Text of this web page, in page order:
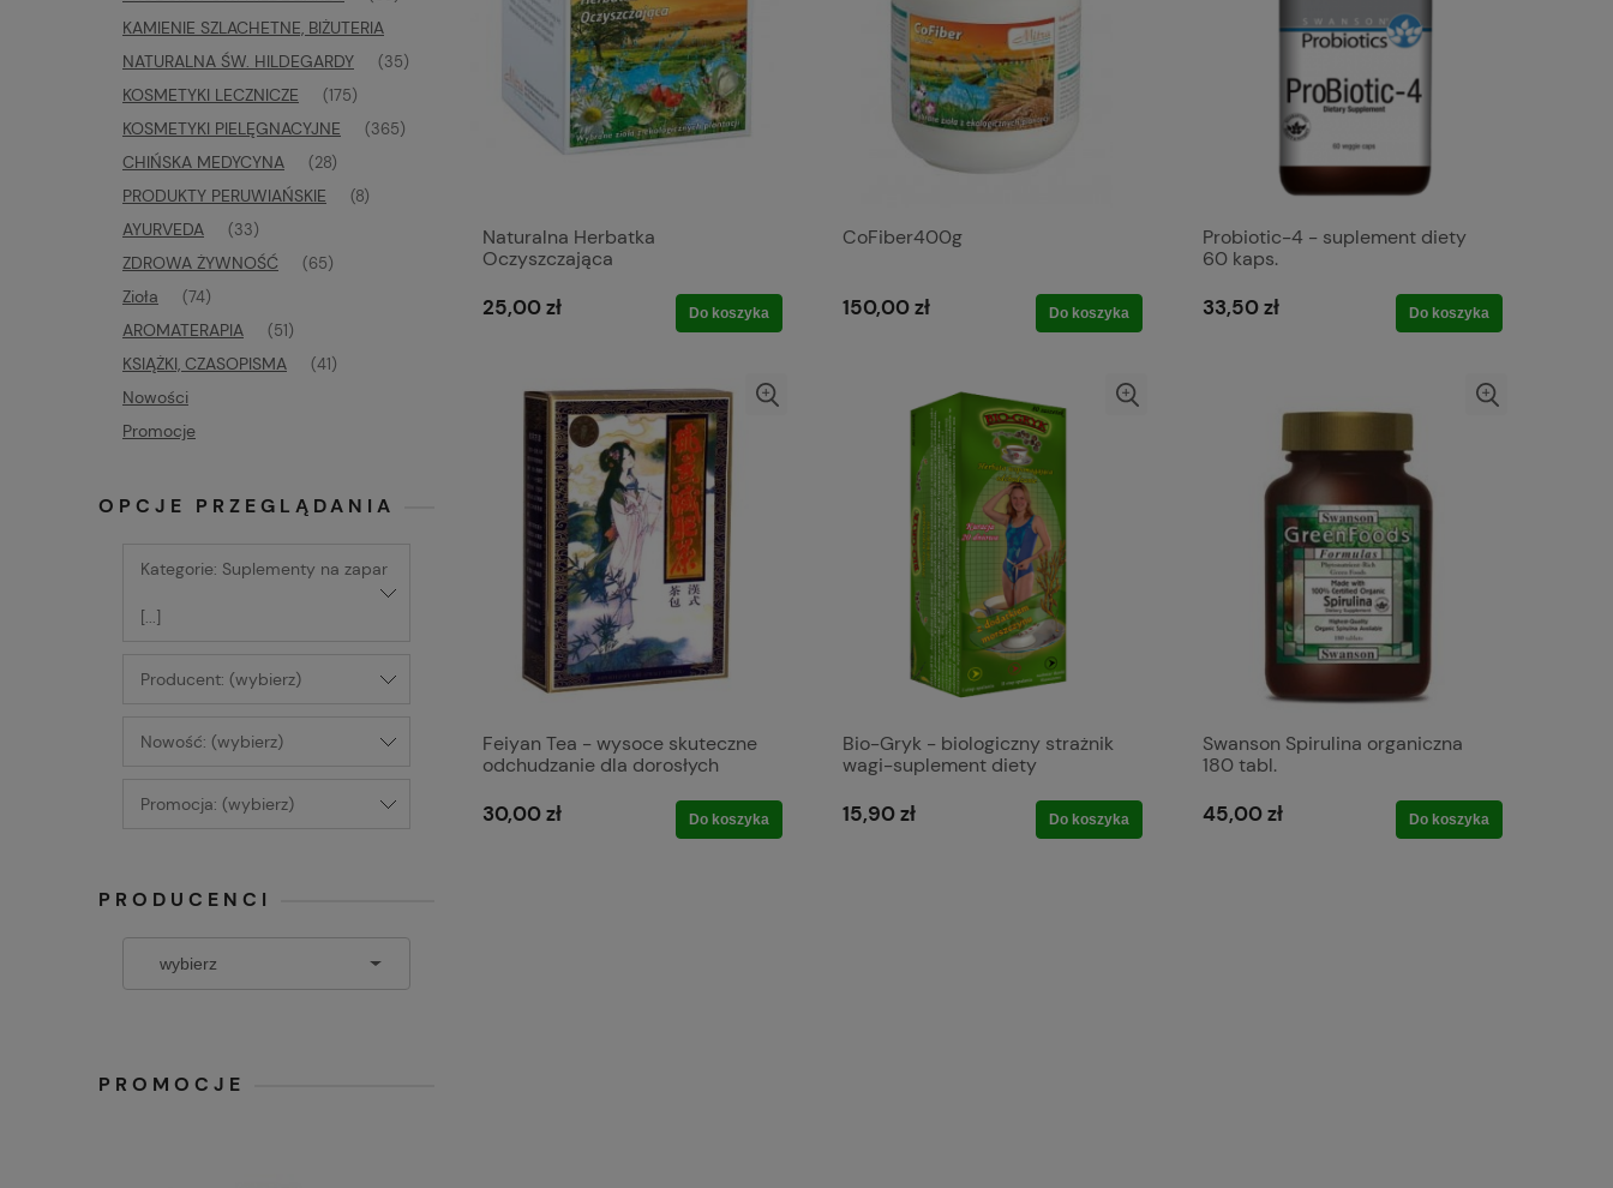
KAMIENIE SZLACHETNE, BIŻUTERIA
NATURALNA ŚW. HILDEGARDY
(35)
KOSMETYKI LECZNICZE (175)
KOSMETYKI PIELĘGNACYJNE (365)
CHIŃSKA MEDYCYNA (28)
PRODUKTY PERUWIAŃSKIE (8)
AYURVEDA (33)
ZDROWA ŻYWNOŚĆ (65)
Zioła (74)
AROMATERAPIA (51)
KSIĄŻKI, CZASOPISMA (41)
Nowości
Promocje
OPCJE PRZEGLĄDANIA
Kategorie: Suplementy na zapar
[...]
Producent: (wybierz)
Nowość: (wybierz)
Promocja: (wybierz)
PRODUCENCI
PROMOCJE
Naturalna Herbatka
Oczyszczająca
25,00 zł Do koszyka
CoFiber400g
150,00 zł Do koszyka
Probiotic-4 - suplement diety
60 kaps.
33,50 zł Do koszyka
Feiyan Tea - wysoce skuteczne
odchudzanie dla dorosłych
30,00 zł Do koszyka
Bio-Gryk - biologiczny strażnik
wagi-suplement diety
15,90 zł Do koszyka
Swanson Spirulina organiczna
180 tabl.
45,00 zł Do koszyka